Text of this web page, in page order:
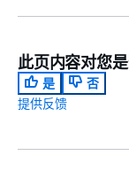
此页内容对您是
是
否
提供反馈